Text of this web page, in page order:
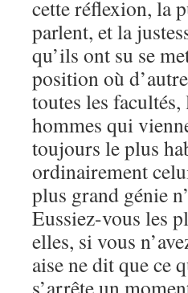
cette réflexion, la
parlent, et la
qu’ils ont su se
position où
toutes les
hommes qui
toujours le plus
ordinairement
plus grand génie
Eussiez-vous les
elles, si vous
aise ne dit que ce
s’arrête un